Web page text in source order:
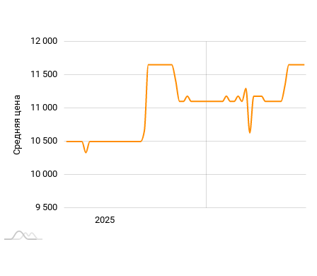
Средняя цена
9 500
10 000
10 500
11 000
11 500
12 000
2025